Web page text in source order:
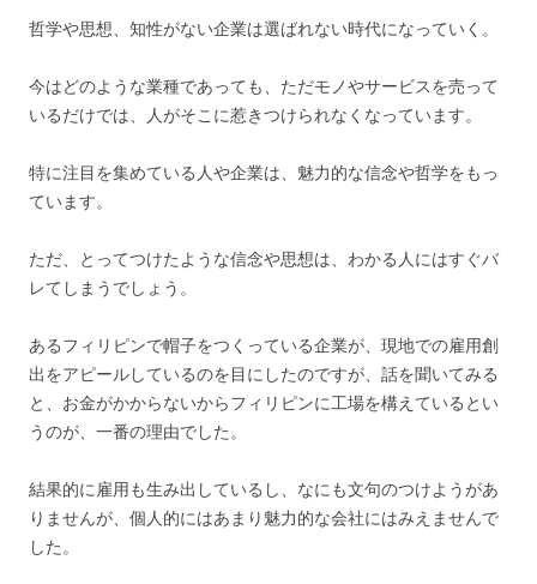
哲学や思想、知性がない企業は選ばれない時代になっていく。
今はどのような業種であっても、ただモノやサービスを売って
いるだけでは、人がそこに惹きつけられなくなっています。
特に注目を集めている人や企業は、魅力的な信念や哲学をもっ
ています。
ただ、とってつけたような信念や思想は、わかる人にはすぐバ
レてしまうでしょう。
あるフィリピンで帽子をつくっている企業が、現地での雇用創
出をアピールしているのを目にしたのですが、話を聞いてみる
と、お金がかからないからフィリピンに工場を構えているとい
うのが、一番の理由でした。
結果的に雇用も生み出しているし、なにも文句のつけようがあ
りませんが、個人的にはあまり魅力的な会社にはみえませんで
した。